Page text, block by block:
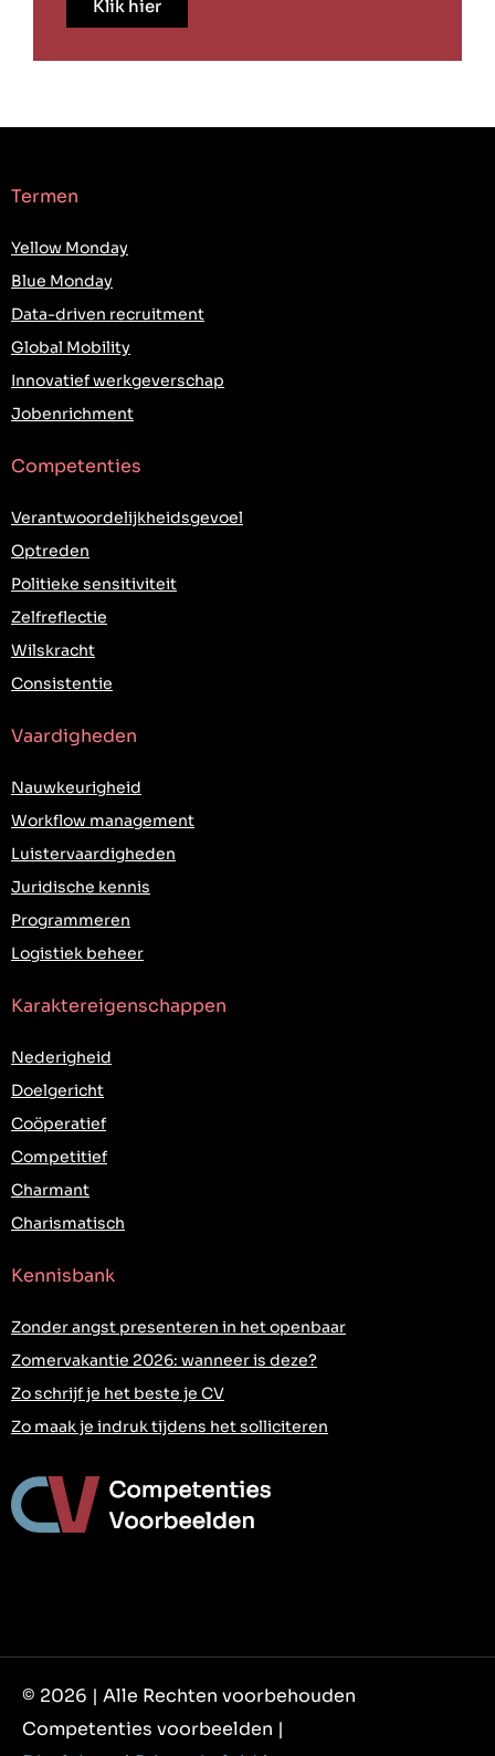
Klik hier
Termen
Yellow Monday
Blue Monday
Data-driven recruitment
Global Mobility
Innovatief werkgeverschap
Jobenrichment
Competenties
Verantwoordelijkheidsgevoel
Optreden
Politieke sensitiviteit
Zelfreflectie
Wilskracht
Consistentie
Vaardigheden
Nauwkeurigheid
Workflow management
Luistervaardigheden
Juridische kennis
Programmeren
Logistiek beheer
Karaktereigenschappen
Nederigheid
Doelgericht
Coöperatief
Competitief
Charmant
Charismatisch
Kennisbank
Zonder angst presenteren in het openbaar
Zomervakantie 2026: wanneer is deze?
Zo schrijf je het beste je CV
Zo maak je indruk tijdens het solliciteren
© 2026 | Alle Rechten voorbehouden
Competenties voorbeelden |